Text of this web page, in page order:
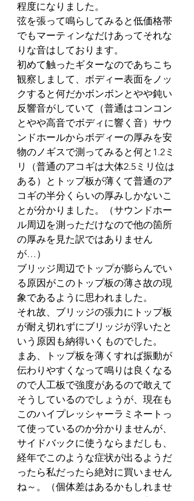
程度になりました。
弦を張って鳴らしてみると低価格帯
でもマーティンなだけあってそれな
りな音はしております。
初めて触ったギターなのであちこち
観察しまして、ボディー表面をノッ
クすると何だかボンボンとやや鈍い
反響音がしていて（普通はコンコン
とやや高音でボディに響く音）サウ
ンドホールからボディーの厚みを安
物のノギスで測ってみると何と1.2ミ
リ（普通のアコギは大体2.5ミリ位は
ある）とトップ板が薄くて普通のア
コギの半分くらいの厚みしかないこ
とが分かりました。（サウンドホー
ル周辺を測っただけなので他の箇所
の厚みを見た訳ではありません
が…）
ブリッジ周辺でトップが膨らんでい
る原因がこのトップ板の薄さ故の現
象であるように思われました。
それ故、ブリッジの張力にトップ板
が耐え切れずにブリッジが浮いたと
いう原因も納得いくものでした。
まあ、トップ板を薄くすれば振動が
伝わりやすくなって鳴りは良くなる
ので人工板で強度があるので敢えて
そうしているのでしょうが、現在も
このハイプレッシャーラミネートっ
て使っているのか分かりませんが、
サイドバックに使うならまだしも、
経年でこのような症状が出るようだ
ったら私だったら絶対に買いません
ね～。（個体差はあるかもしれませ